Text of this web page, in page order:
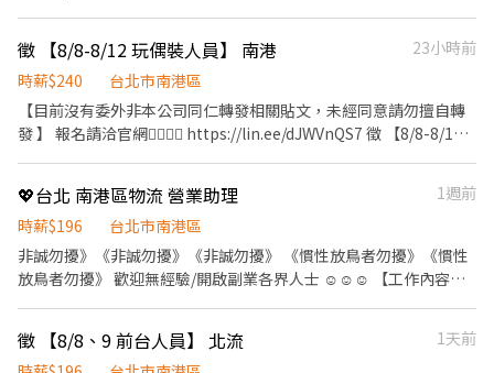
(周一到五 晚上都有開班) 凌晨00：00 / 00:30 (當天通知開班時間 )
～07：00（依現場貨量調節上下班時間） PS:周一大夜班 = 周一 跨
週二 凌晨上班 ⬇️⬇️⬇️應徵方式⬇️⬇️⬇️ 應徵請 + 公司官方 ʟɪɴᴇ 詢問：
ID ➤ @lisin888 線上應徵 https://lin.ee/jfRTCbq 或電洽阿樂專員
徵 【8/8-8/12 玩偶裝人員】 南港
23小時前
時薪$240
台北市南港區
【目前沒有委外非本公司同仁轉發相關貼文，未經同意請勿擅自轉
發 】 報名請洽官網👇🏿👇🏿 https://lin.ee/dJWVnQS7 徵 【8/8-8/12
240/H，無供餐不扣薪，結束8/13匯款 工作內容｜穿絨布式玩偶裝
與來賓互動、活潑的跳動、合照、等現場機動性相關工作 特殊需求
｜身高約145-150，身材適中、活潑熱情主動與來賓互動 地點｜台
北南港展覽館1館1樓 地址｜臺北市南港區經貿二路1號 服裝需求｜
上衣：素黑色上衣(可穿著內搭衣在裡面，不可露肩/露腰) 褲子：黑
高跟鞋、涼鞋、洞洞鞋) ---------我是分隔線---------- *⚠️報名順序
不等於錄取順序，皆會回覆有無錄取，若無法理解請勿報名⚠️ *須滿
💖台北 南港區物流 營業助理
1週前
時薪$196
台北市南港區
非誠勿擾》《非誠勿擾》《非誠勿擾》 《慣性放鳥者勿擾》《慣性
放鳥者勿擾》 歡迎無經驗/開啟副業各界人士 ☺☺☺ 【工作內容】
徵 【8/8、9 前台人員】 北流
1天前